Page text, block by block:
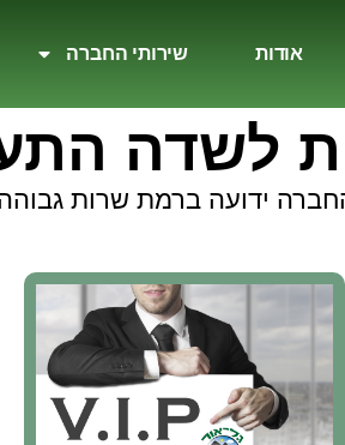
אודות שירותי החברה
לשדה
ידועה ברמת שרות